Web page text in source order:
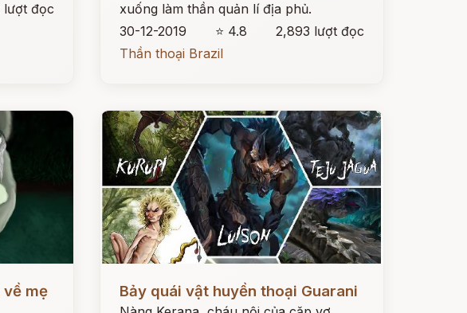
lượt đọc
xuống làm thần quản lí địa phủ.
30-12-2019
⭐ 4.8
2,893 lượt đọc
Thần thoại Brazil
mẹ
Bảy quái vật huyền thoại Guarani